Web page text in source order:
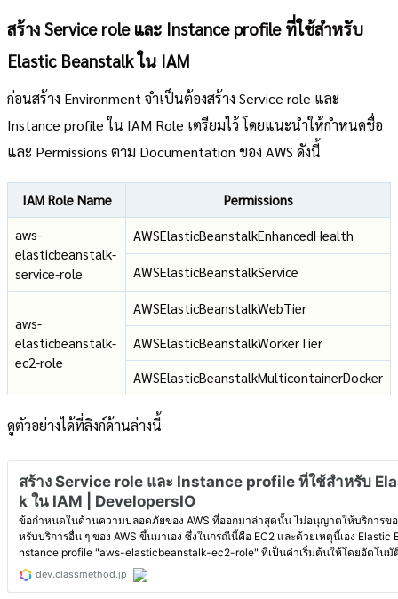
สร้าง Service role และ Instance profile ที่ใช้สำหรับ
Elastic Beanstalk ใน IAM
ก่อนสร้าง Environment จำเป็นต้องสร้าง Service role และ
Instance profile ใน IAM Role เตรียมไว้ โดยแนะนำให้กำหนดชื่อ
และ Permissions ตาม Documentation ของ AWS ดังนี้
IAM Role Name
Permissions
aws-
elasticbeanstalk-
service-role
AWSElasticBeanstalkEnhancedHealth
AWSElasticBeanstalkService
aws-
elasticbeanstalk-
ec2-role
AWSElasticBeanstalkWebTier
AWSElasticBeanstalkWorkerTier
AWSElasticBeanstalkMulticontainerDocker
ดูตัวอย่างได้ที่ลิงก์ด้านล่างนี้